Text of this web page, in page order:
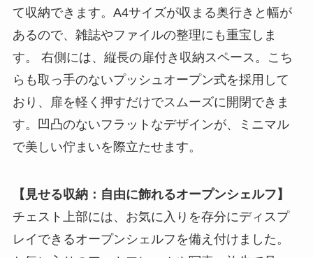
て収納できます。A4サイズが収まる奥行きと幅が
あるので、雑誌やファイルの整理にも重宝しま
す。 右側には、縦長の扉付き収納スペース。こち
らも取っ手のないプッシュオープン式を採用して
おり、扉を軽く押すだけでスムーズに開閉できま
す。凹凸のないフラットなデザインが、ミニマル
で美しい佇まいを際立たせます。
【見せる収納：自由に飾れるオープンシェルフ】
チェスト上部には、お気に入りを存分にディスプ
レイできるオープンシェルフを備え付けました。